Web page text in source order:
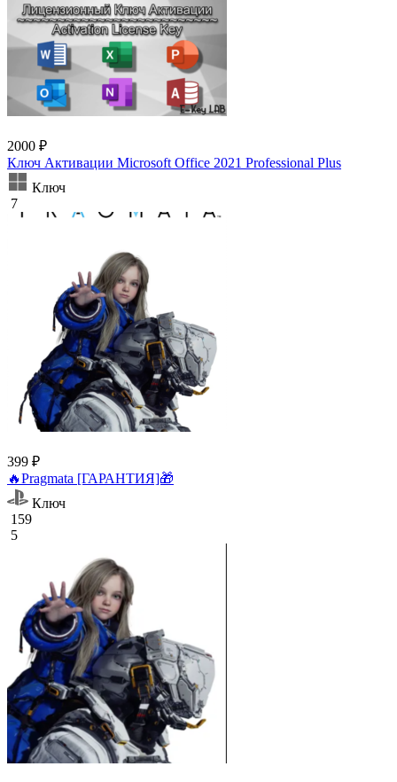
2000 ₽
Ключ Активации Microsoft Office 2021 Professional Plus
Ключ
7
399 ₽
🔥Pragmata [ГАРАНТИЯ]🎁
Ключ
159
5